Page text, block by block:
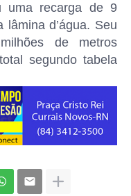
uma recarga de 9
d’água. Seu
de metros
segundo tabela